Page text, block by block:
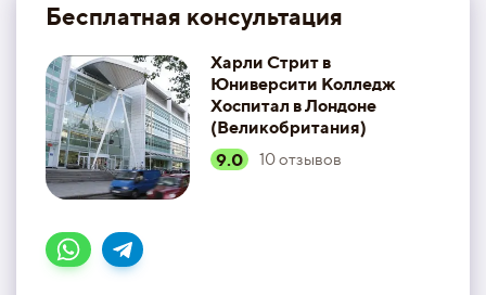
Бесплатная консультация
Харли Стрит в
Юниверсити Колледж
Хоспитал в Лондоне
(Великобритания)
9.0
10отзывов